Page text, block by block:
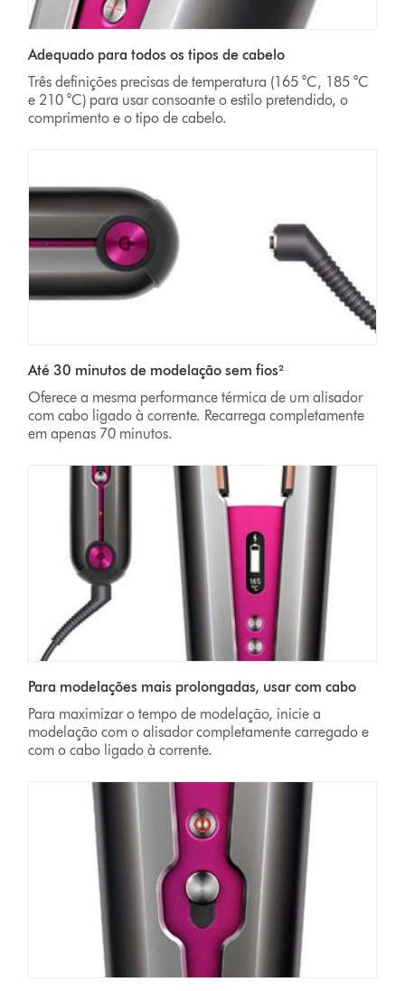
Adequado para todos os tipos de cabelo
Três definições precisas de temperatura (165 °C, 185 °C
e 210 °C) para usar consoante o estilo pretendido, o
comprimento e o tipo de cabelo.
Até 30 minutos de modelação sem fios²
Oferece a mesma performance térmica de um alisador
com cabo ligado à corrente. Recarrega completamente
em apenas 70 minutos.
Para modelações mais prolongadas, usar com cabo
Para maximizar o tempo de modelação, inicie a
modelação com o alisador completamente carregado e
com o cabo ligado à corrente.